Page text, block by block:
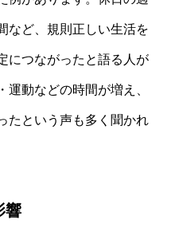
など、規則正しい生活を
につながったと語る人が
動などの時間が増え、
たという声も多く聞かれ
響